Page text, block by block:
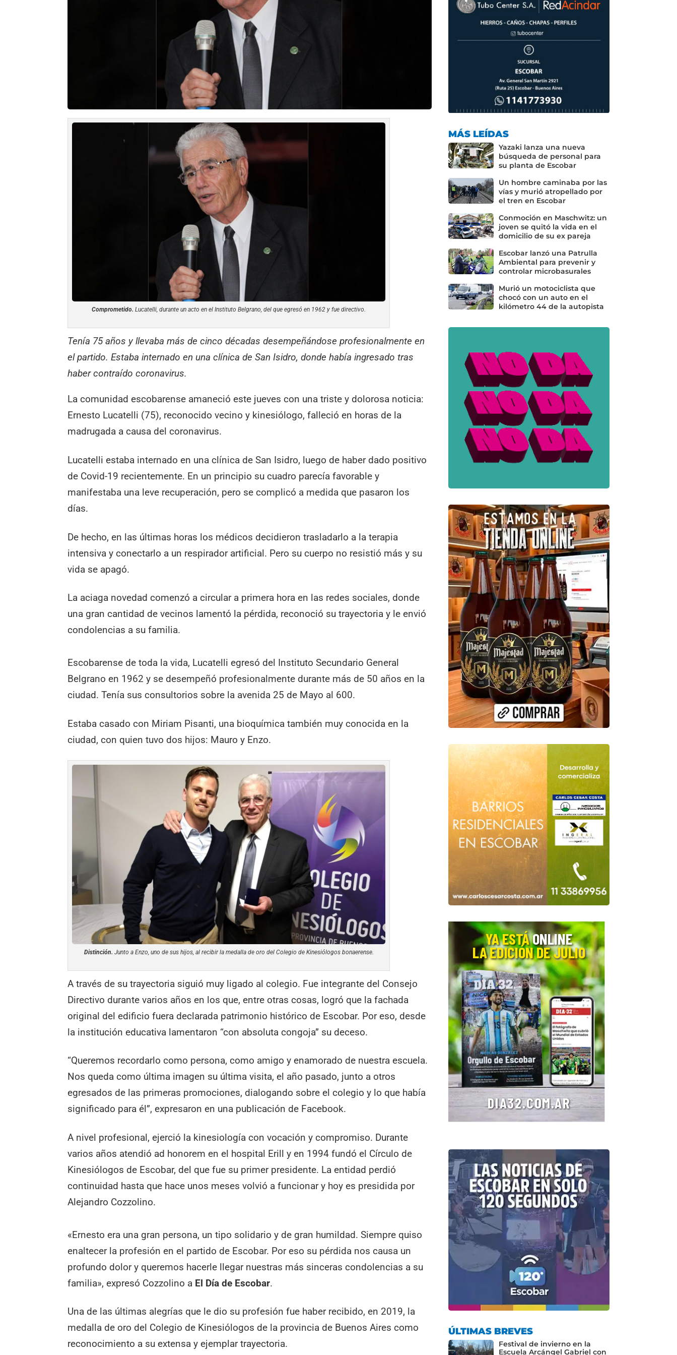
Comprometido. Lucatelli, durante un acto en el Instituto Belgrano, del que egresó en 1962 y fue directivo.
Tenía 75 años y llevaba más de cinco décadas desempeñándose profesionalmente en
el partido. Estaba internado en una clínica de San Isidro, donde había ingresado tras
haber contraído coronavirus.
La comunidad escobarense amaneció este jueves con una triste y dolorosa noticia:
Ernesto Lucatelli (75), reconocido vecino y kinesiólogo, falleció en horas de la
madrugada a causa del coronavirus.
Lucatelli estaba internado en una clínica de San Isidro, luego de haber dado positivo
de Covid-19 recientemente. En un principio su cuadro parecía favorable y
manifestaba una leve recuperación, pero se complicó a medida que pasaron los
días.
De hecho, en las últimas horas los médicos decidieron trasladarlo a la terapia
intensiva y conectarlo a un respirador artificial. Pero su cuerpo no resistió más y su
vida se apagó.
La aciaga novedad comenzó a circular a primera hora en las redes sociales, donde
una gran cantidad de vecinos lamentó la pérdida, reconoció su trayectoria y le envió
condolencias a su familia.
Escobarense de toda la vida, Lucatelli egresó del Instituto Secundario General
Belgrano en 1962 y se desempeñó profesionalmente durante más de 50 años en la
ciudad. Tenía sus consultorios sobre la avenida 25 de Mayo al 600.
Estaba casado con Miriam Pisanti, una bioquímica también muy conocida en la
ciudad, con quien tuvo dos hijos: Mauro y Enzo.
Distinción. Junto a Enzo, uno de sus hijos, al recibir la medalla de oro del Colegio de Kinesiólogos bonaerense.
A través de su trayectoria siguió muy ligado al colegio. Fue integrante del Consejo
Directivo durante varios años en los que, entre otras cosas, logró que la fachada
original del edificio fuera declarada patrimonio histórico de Escobar. Por eso, desde
la institución educativa lamentaron “con absoluta congoja” su deceso.
“Queremos recordarlo como persona, como amigo y enamorado de nuestra escuela.
Nos queda como última imagen su última visita, el año pasado, junto a otros
egresados de las primeras promociones, dialogando sobre el colegio y lo que había
significado para él”, expresaron en una publicación de Facebook.
A nivel profesional, ejerció la kinesiología con vocación y compromiso. Durante
varios años atendió ad honorem en el hospital Erill y en 1994 fundó el Círculo de
Kinesiólogos de Escobar, del que fue su primer presidente. La entidad perdió
continuidad hasta que hace unos meses volvió a funcionar y hoy es presidida por
Alejandro Cozzolino.
«Ernesto era una gran persona, un tipo solidario y de gran humildad. Siempre quiso
enaltecer la profesión en el partido de Escobar. Por eso su pérdida nos causa un
profundo dolor y queremos hacerle llegar nuestras más sinceras condolencias a su
familia», expresó Cozzolino a El Día de Escobar.
Una de las últimas alegrías que le dio su profesión fue haber recibido, en 2019, la
medalla de oro del Colegio de Kinesiólogos de la provincia de Buenos Aires como
reconocimiento a su extensa y ejemplar trayectoria.
MÁS LEÍDAS
Yazaki lanza una nueva
búsqueda de personal para
su planta de Escobar
Un hombre caminaba por las
vías y murió atropellado por
el tren en Escobar
Conmoción en Maschwitz: un
joven se quitó la vida en el
domicilio de su ex pareja
Escobar lanzó una Patrulla
Ambiental para prevenir y
controlar microbasurales
Murió un motociclista que
chocó con un auto en el
kilómetro 44 de la autopista
ÚLTIMAS BREVES
Festival de invierno en la
Escuela Arcángel Gabriel con